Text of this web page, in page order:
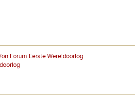
Forum Eerste Wereldoorlog